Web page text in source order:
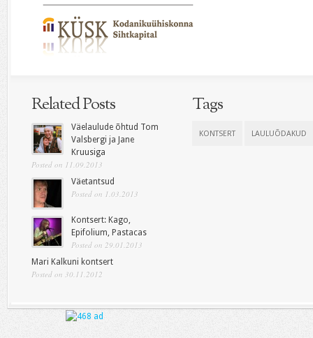
Related Posts
Väelaulude õhtud Tom
Valsbergi ja Jane
Kruusiga
Posted on 11.09.2013
Väetantsud
Posted on 1.03.2013
Kontsert: Kago,
Epifolium, Pastacas
Posted on 29.01.2013
Mari Kalkuni kontsert
Posted on 30.11.2012
Tags
KONTSERT LAULUÕDAKUD